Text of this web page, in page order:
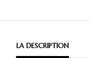
LA DESCRIPTION